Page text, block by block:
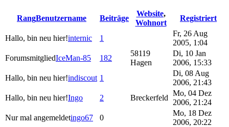
RangBenutzername Beiträge
Website,
Wohnort
Registriert
Hallo, bin neu hier!internic 1
Fr, 26 Aug
2005, 1:04
ForumsmitgliedIceMan-85 182
58119
Hagen
Di, 10 Jan
2006, 15:33
Hallo, bin neu hier!indiscout 1
Di, 08 Aug
2006, 21:43
Hallo, bin neu hier!Ingo 2 Breckerfeld
Mo, 04 Dez
2006, 21:24
Nur mal angemeldetingo67 0
Mo, 18 Dez
2006, 20:22